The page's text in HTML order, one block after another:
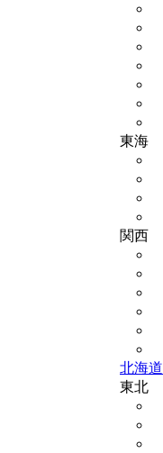
東海
関西
北海道
東北